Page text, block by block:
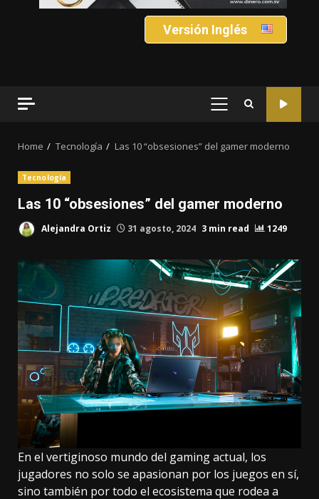
Versión Inglés
PRIMARY
Home Tecnología Las 10 “obsesiones” del gamer moderno
Tecnología
Las 10 “obsesiones” del gamer moderno
Alejandra Ortiz 31 agosto, 2024 3 min read 1249
En el vertiginoso mundo del gaming actual, los
jugadores no solo se apasionan por los juegos en sí,
sino también por todo el ecosistema que rodea a